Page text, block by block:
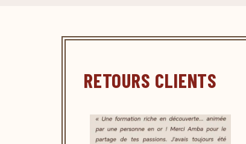
RETOURS CLIENTS